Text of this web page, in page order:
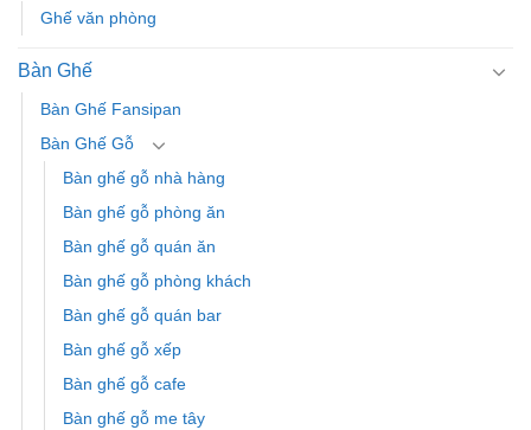
Ghế văn phòng
Bàn Ghế
Bàn Ghế Fansipan
Bàn Ghế Gỗ
Bàn ghế gỗ nhà hàng
Bàn ghế gỗ phòng ăn
Bàn ghế gỗ quán ăn
Bàn ghế gỗ phòng khách
Bàn ghế gỗ quán bar
Bàn ghế gỗ xếp
Bàn ghế gỗ cafe
Bàn ghế gỗ me tây